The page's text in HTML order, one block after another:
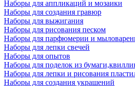
Наборы для аппликаций и мозаики
Наборы для создания гравюр
Наборы для выжигания
Наборы для рисования песком
Наборы для парфюмерии и
Наборы для лепки свечей
Наборы для опытов
Наборы для поделок из
Наборы для лепки и рисования
Наборы для создания украшений